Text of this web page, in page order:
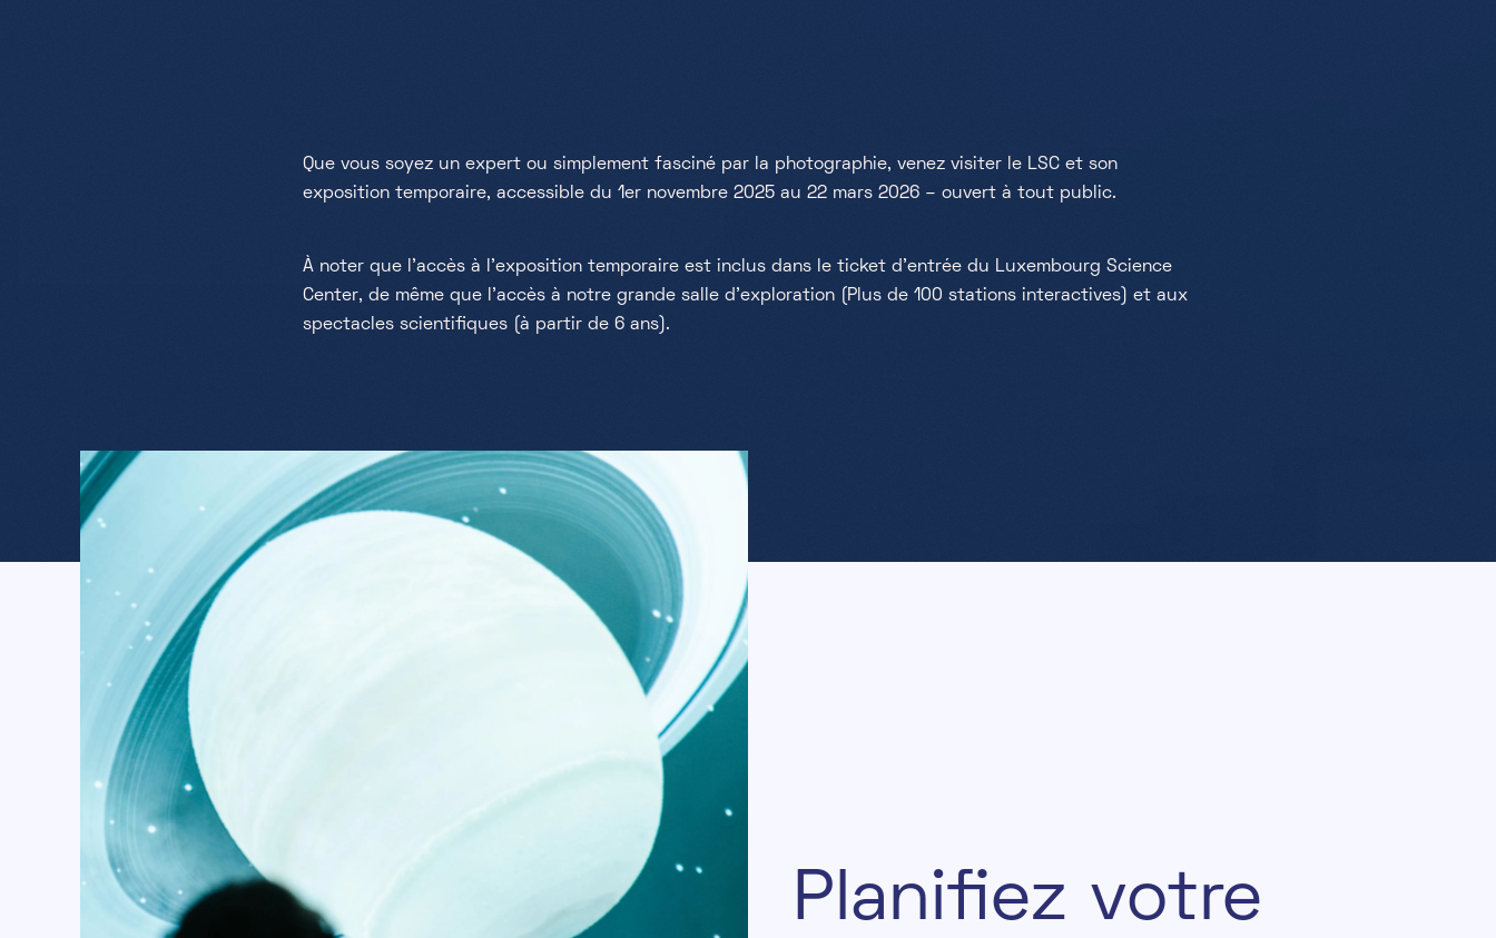
Que vous soyez un expert ou simplement fasciné par la photographie, venez visiter le LSC et son
exposition temporaire, accessible du 1er novembre 2025 au 22 mars 2026 – ouvert à tout public.
À noter que l'accès à l'exposition temporaire est inclus dans le ticket d'entrée du Luxembourg Science
Center, de même que l'accès à notre grande salle d'exploration (Plus de 100 stations interactives) et aux
spectacles scientifiques (à partir de 6 ans).
Planifez votre